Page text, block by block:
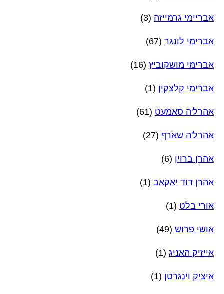
אבריימי גרמייזה (3)
אברימי לונגר (67)
אברימי מושקוביץ (16)
אברימי קלצקין (1)
אהרל'ה סאמעט (61)
אהרל'ה שארף (27)
אהרן ברוין (6)
אהרן דוד יאקאב (1)
אורי בלט (1)
אושי פרוש (49)
אייזיק האניג (1)
איציק וינגרטן (1)